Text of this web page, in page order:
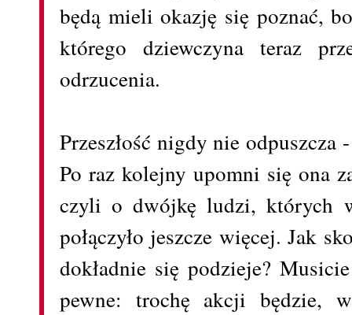
będą mieli okazję się poznać,
którego dziewczyna teraz
odrzucenia.
Przeszłość nigdy nie
Po raz kolejny upomni się ona
czyli o dwójkę ludzi, których
połączyło jeszcze więcej. Jak
dokładnie się podzieje?
pewne: trochę akcji będzie,